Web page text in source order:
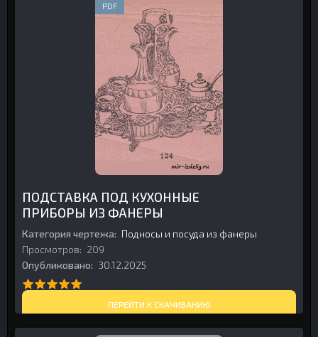
PDF
ПОДСТАВКА ПОД КУХОННЫЕ
ПРИБОРЫ ИЗ ФАНЕРЫ
Категория чертежа: Подносы и посуда из фанеры
Просмотров: 209
Опубликовано: 30.12.2025
ПЕРЕЙТИ К СКАЧИВАНИЮ